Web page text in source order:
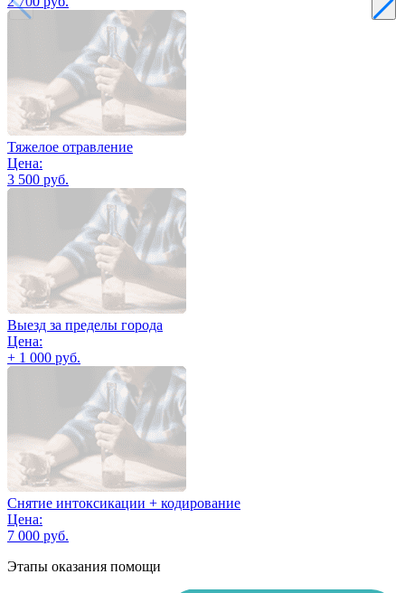
Тяжелое отравление
Цена:
3 500 руб.
Выезд за пределы города
Цена:
+ 1 000 руб.
Снятие интоксикации + кодирование
Цена:
7 000 руб.
Этапы оказания помощи